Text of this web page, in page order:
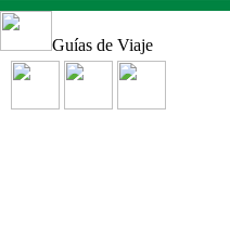
Guías de Viaje